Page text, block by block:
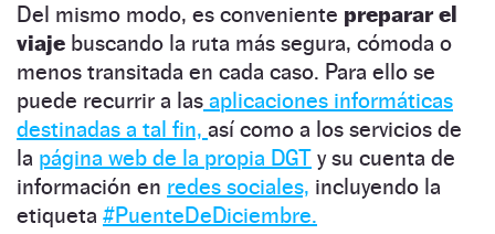
Del mismo modo, es conveniente preparar el
viaje buscando la ruta más segura, cómoda o
menos transitada en cada caso. Para ello se
puede recurrir a las aplicaciones informáticas
destinadas a tal fin, así como a los servicios de
la página web de la propia DGT y su cuenta de
información en redes sociales, incluyendo la
etiqueta #PuenteDeDiciembre.